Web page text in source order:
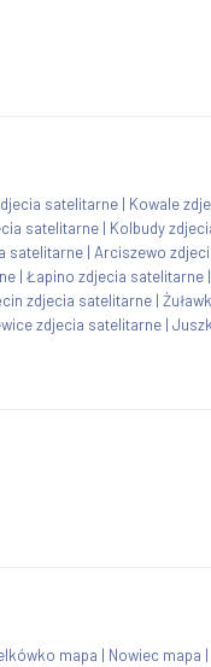
satelitarne | Kowale
satelitarne | Kolbudy
satelitarne | Arciszewo
| Łapino zdjecia satelitarne |
zdjecia satelitarne |
zdjecia satelitarne |
mapa | Nowiec mapa |